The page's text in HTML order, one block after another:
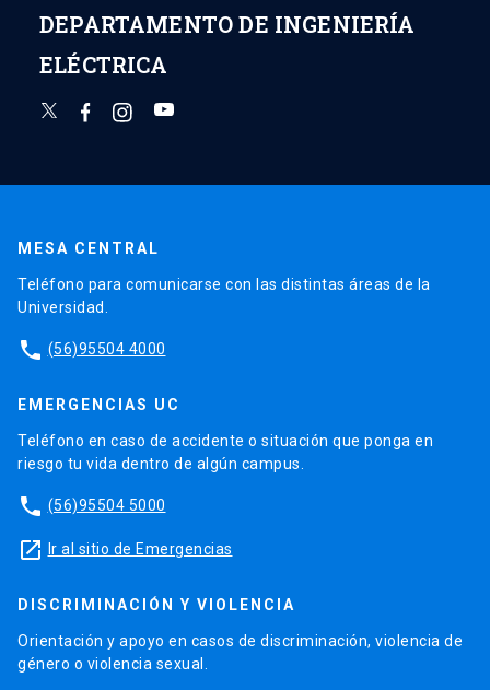
DEPARTAMENTO DE INGENIERÍA
ELÉCTRICA
MESA CENTRAL
Teléfono para comunicarse con las distintas áreas de la
Universidad.
phone (56)95504 4000
EMERGENCIAS UC
Teléfono en caso de accidente o situación que ponga en
riesgo tu vida dentro de algún campus.
phone (56)95504 5000
launch Ir al sitio de Emergencias
DISCRIMINACIÓN Y VIOLENCIA
Orientación y apoyo en casos de discriminación, violencia de
género o violencia sexual.